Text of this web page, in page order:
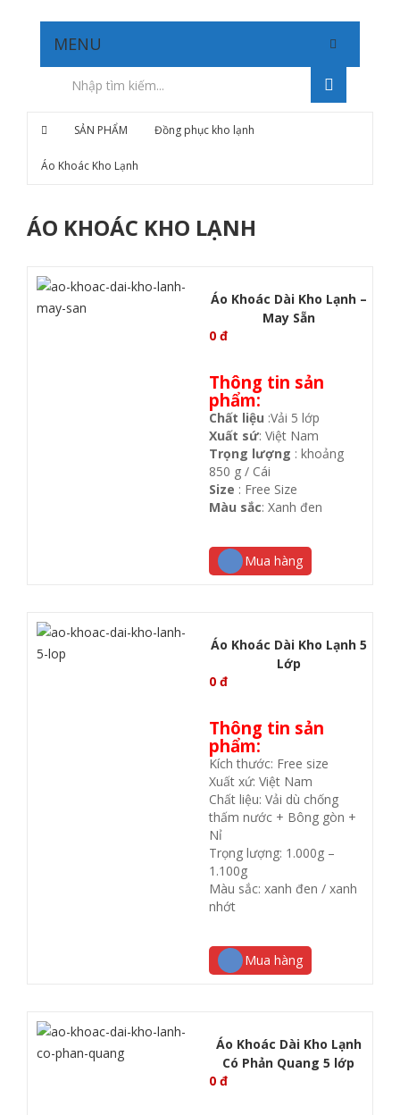
MENU
SẢN PHẨM Đồng phục kho lạnh
Áo Khoác Kho Lạnh
ÁO KHOÁC KHO LẠNH
Áo Khoác Dài Kho Lạnh –
May Sẵn
0 đ
Thông tin sản
phẩm:
Chất liệu :Vải 5 lớp
Xuất sứ: Việt Nam
Trọng lượng : khoảng
850 g / Cái
Size : Free Size
Màu sắc: Xanh đen
Mua hàng
Áo Khoác Dài Kho Lạnh 5
Lớp
0 đ
Thông tin sản
phẩm:
Kích thước: Free size
Xuất xứ: Việt Nam
Chất liệu: Vải dù chống
thấm nước + Bông gòn +
Nỉ
Trọng lượng: 1.000g –
1.100g
Màu sắc: xanh đen / xanh
nhớt
Mua hàng
Áo Khoác Dài Kho Lạnh
Có Phản Quang 5 lớp
0 đ